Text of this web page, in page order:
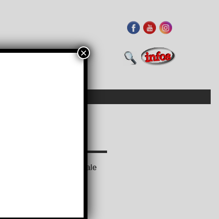
de la Fédération Mondiale
textiles sportifs et
×